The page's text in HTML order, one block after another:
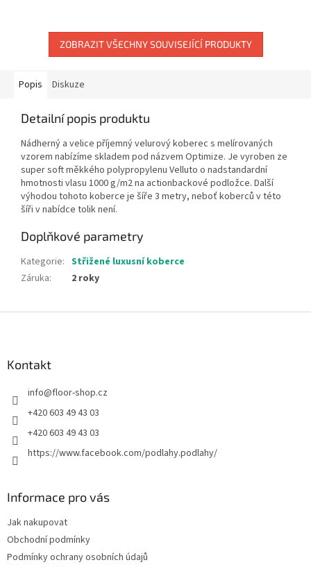
ZOBRAZIT VŠECHNY SOUVISEJÍCÍ PRODUKTY
Popis Diskuze
Detailní popis produktu
Nádherný a velice příjemný velurový koberec s melírovaných
vzorem nabízíme skladem pod názvem Optimize. Je vyroben ze
super soft měkkého polypropylenu Velluto o nadstandardní
hmotnosti vlasu 1000 g/m2 na actionbackové podložce. Další
výhodou tohoto koberce je šíře 3 metry, neboť koberců v této
šíři v nabídce tolik není.
Doplňkové parametry
Kategorie: Střižené luxusní koberce
Záruka: 2 roky
Kontakt
info@floor-shop.cz
+420 603 49 43 03
+420 603 49 43 03
https://www.facebook.com/podlahy.podlahy/
Informace pro vás
Jak nakupovat
Obchodní podmínky
Podmínky ochrany osobních údajů